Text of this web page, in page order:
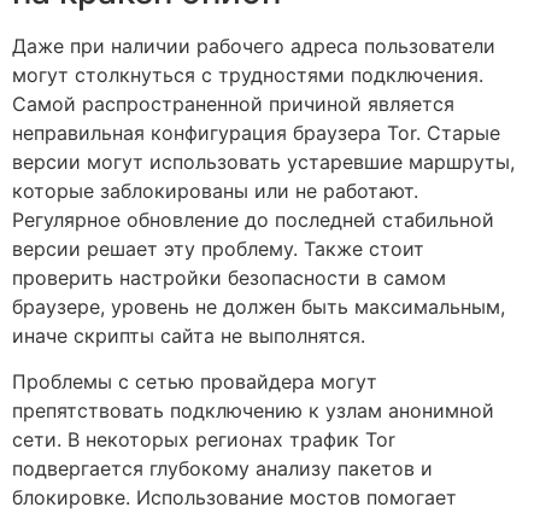
Даже при наличии рабочего адреса пользователи
могут столкнуться с трудностями подключения.
Самой распространенной причиной является
неправильная конфигурация браузера Tor. Старые
версии могут использовать устаревшие маршруты,
которые заблокированы или не работают.
Регулярное обновление до последней стабильной
версии решает эту проблему. Также стоит
проверить настройки безопасности в самом
браузере, уровень не должен быть максимальным,
иначе скрипты сайта не выполнятся.
Проблемы с сетью провайдера могут
препятствовать подключению к узлам анонимной
сети. В некоторых регионах трафик Tor
подвергается глубокому анализу пакетов и
блокировке. Использование мостов помогает